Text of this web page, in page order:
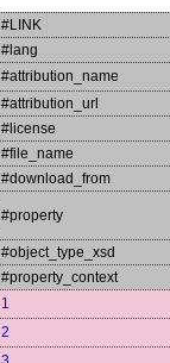
#LINK
#lang
#attribution_name
#attribution_url
#license
#file_name
#download_from
#property
#object_type_xsd
#property_context
1
2